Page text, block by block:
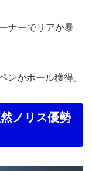
ナーでリアが暴
ンがポール獲得。
ノリス優勢